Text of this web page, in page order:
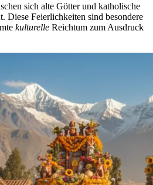
sich alte Götter und katholische
Diese Feierlichkeiten sind besondere
kulturelle Reichtum zum Ausdruck